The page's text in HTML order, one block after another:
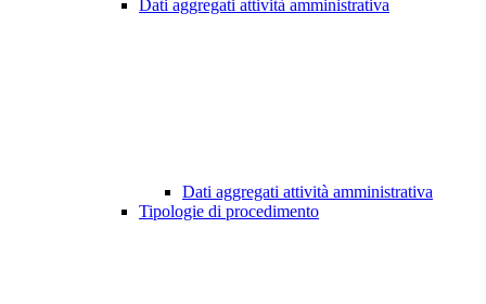
Dati aggregati attività amministrativa
Dati aggregati attività amministrativa
Tipologie di procedimento